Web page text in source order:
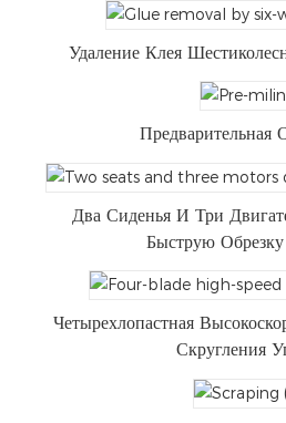
Удаление Клея
Предварительная
Два Сиденья И Три
Быструю
Четырехлопастная
Скругления